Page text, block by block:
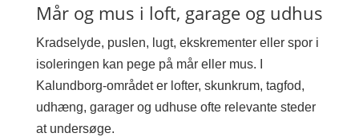
Mår og mus i loft, garage og udhus
Kradselyde, puslen, lugt, ekskrementer eller spor i
isoleringen kan pege på mår eller mus. I
Kalundborg-området er lofter, skunkrum, tagfod,
udhæng, garager og udhuse ofte relevante steder
at undersøge.